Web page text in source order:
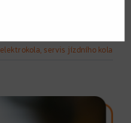
elektrokola, servis jízdního kola